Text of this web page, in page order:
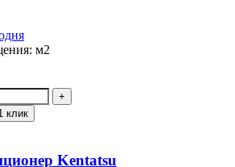
м2
клик
Kentatsu